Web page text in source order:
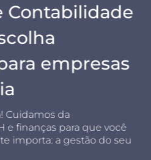
Contabilidade
empresas
Cuidamos da
e finanças para que você
importa: a gestão do seu